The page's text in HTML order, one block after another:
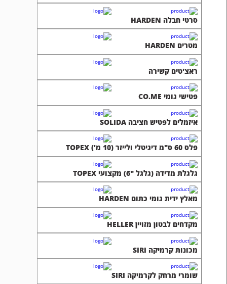
סרטי חבלה HARDEN
מטרים HARDEN
ראצ'טים קשירה
פטישי גומי CO.ME
איזמלים לפטיש חציבה SOLIDA
פלס 60 ס"מ דיגיטלי ולייזר (10 מ') TOPEX
גלגלת מדידה (גלגל "6) מקצועי TOPEX
מאלץ ידית גומי כתום HARDEN
מקדחים לבטון מזויין HELLER
מכונות קרמיקה SIRI
שומרי מרחק לקרמיקה SIRI